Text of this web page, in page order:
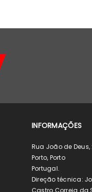
INFORMAÇÕES
Rua João de Deus,
Porto, Porto
Portugal.
Direção técnica:
Castro Correia da